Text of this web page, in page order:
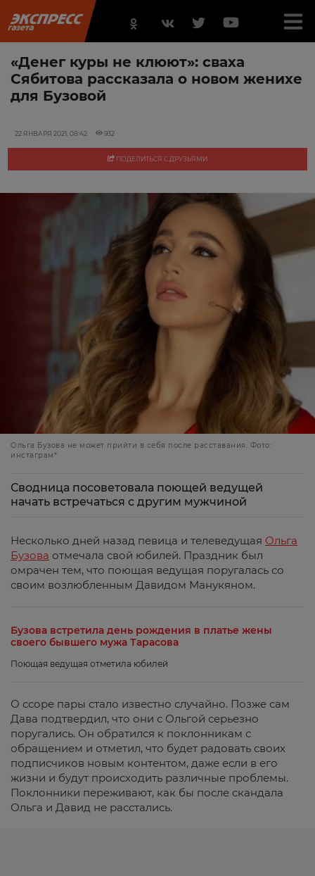
«Денег куры не клюют»: сваха
Сябитова рассказала о новом женихе
для Бузовой
22 ЯНВАРЯ 2021, 08:42 932
ПОДЕЛИТЬСЯ С ДРУЗЬЯМИ
Ольга Бузова не может прийти в себя после расставания. Фото:
инстаграм*
Сводница посоветовала поющей ведущей
начать встречаться с другим мужчиной
Несколько дней назад певица и телеведущая Ольга
Бузова отмечала свой юбилей. Праздник был
омрачен тем, что поющая ведущая поругалась со
своим возлюбленным Давидом Манукяном.
Бузова встретила день рождения в платье жены
своего бывшего мужа Тарасова
Поющая ведущая отметила юбилей
О ссоре пары стало известно случайно. Позже сам
Дава подтвердил, что они с Ольгой серьезно
поругались. Он обратился к поклонникам с
обращением и отметил, что будет радовать своих
подписчиков новым контентом, даже если в его
жизни и будут происходить различные проблемы.
Поклонники переживают, как бы после скандала
Ольга и Давид не расстались.